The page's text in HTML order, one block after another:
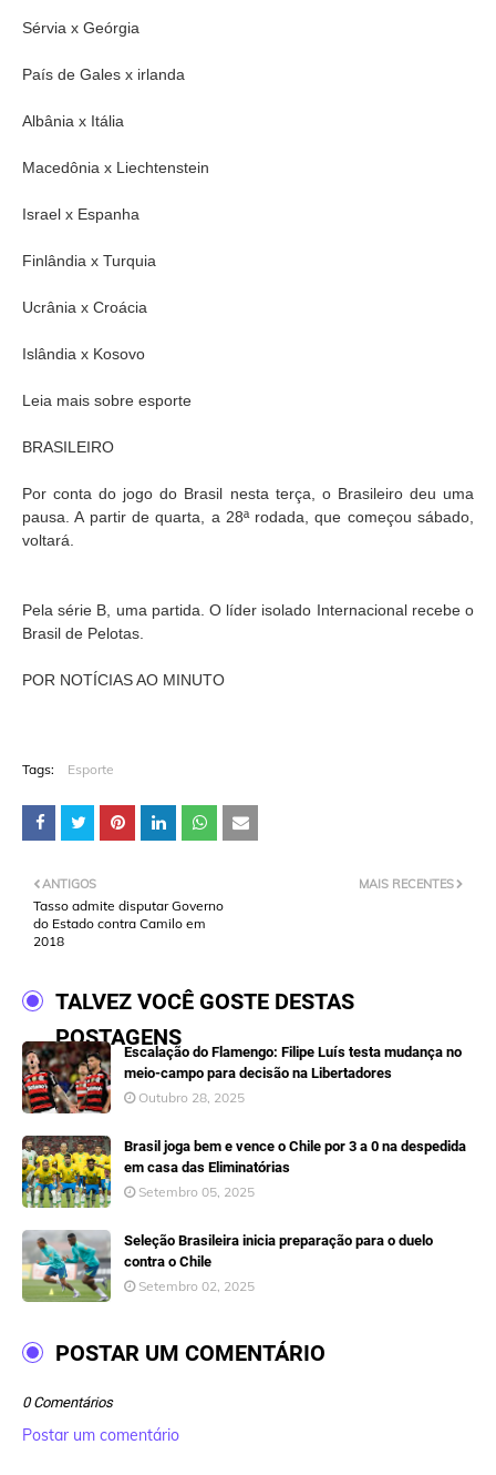
Sérvia x Geórgia
País de Gales x irlanda
Albânia x Itália
Macedônia x Liechtenstein
Israel x Espanha
Finlândia x Turquia
Ucrânia x Croácia
Islândia x Kosovo
Leia mais sobre esporte
BRASILEIRO
Por conta do jogo do Brasil nesta terça, o Brasileiro deu uma
pausa. A partir de quarta, a 28ª rodada, que começou sábado,
voltará.
Pela série B, uma partida. O líder isolado Internacional recebe o
Brasil de Pelotas.
POR NOTÍCIAS AO MINUTO
Tags: Esporte
MAIS RECENTES
ANTIGOS
Tasso admite disputar Governo
do Estado contra Camilo em
2018
TALVEZ VOCÊ GOSTE DESTAS
POSTAGENS
Escalação do Flamengo: Filipe Luís testa mudança no
meio-campo para decisão na Libertadores
Outubro 28, 2025
Brasil joga bem e vence o Chile por 3 a 0 na despedida
em casa das Eliminatórias
Setembro 05, 2025
Seleção Brasileira inicia preparação para o duelo
contra o Chile
Setembro 02, 2025
POSTAR UM COMENTÁRIO
0 Comentários
Postar um comentário